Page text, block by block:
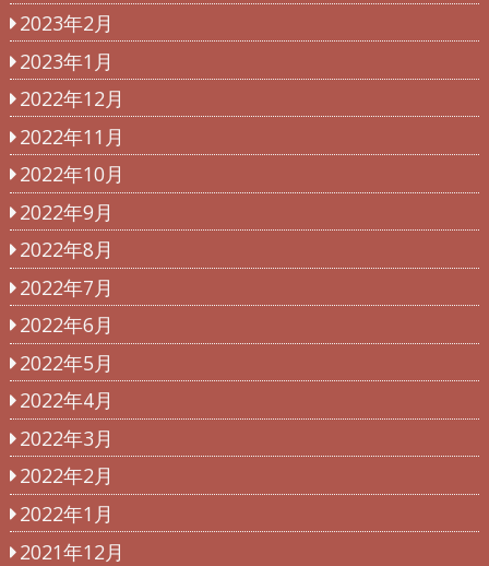
2023年2月
2023年1月
2022年12月
2022年11月
2022年10月
2022年9月
2022年8月
2022年7月
2022年6月
2022年5月
2022年4月
2022年3月
2022年2月
2022年1月
2021年12月